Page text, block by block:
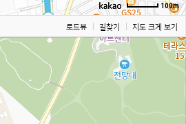
100m
로드뷰 길찾기 지도 크게 보기